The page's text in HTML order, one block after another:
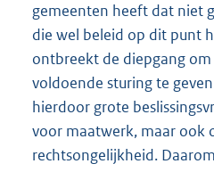
gemeenten heeft dat niet
die wel beleid op dit punt
ontbreekt de diepgang
voldoende sturing te
hierdoor grote
voor maatwerk, maar ook
rechtsongelijkheid.